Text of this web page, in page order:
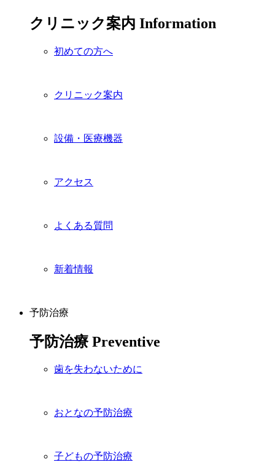
クリニック案内 Information
初めての方へ
クリニック案内
設備・医療機器
アクセス
よくある質問
新着情報
予防治療
予防治療 Preventive
歯を失わないために
おとなの予防治療
子どもの予防治療